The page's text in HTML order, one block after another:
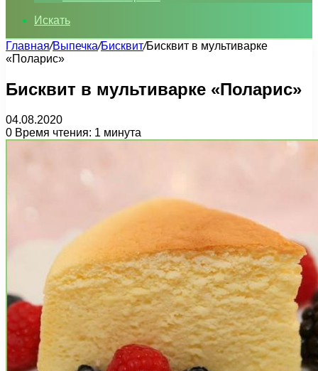
Искать
Главная/Выпечка/Бисквит/Бисквит в мультиварке
«Поларис»
Бисквит в мультиварке «Поларис»
04.08.2020
0 Время чтения: 1 минута